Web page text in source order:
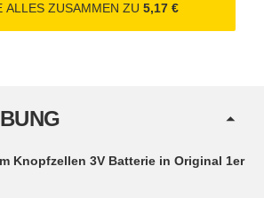
ALLES ZUSAMMEN ZU 5,17 €
Knopfzellen 3V Batterie in Original 1er